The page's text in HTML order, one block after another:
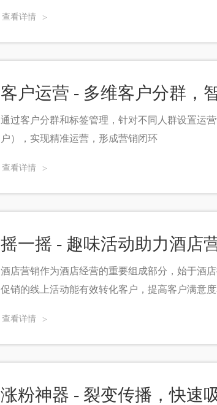
查看详情 >
客户运营 - 多维客户分群，
通过客户分群和标签管理，针对不同人群设置运
户），实现精准运营，形成营销闭环
查看详情 >
摇一摇 - 趣味活动助力酒店
酒店营销作为酒店经营的重要组成部分，始于酒
促销的线上活动能有效转化客户，提高客户满意度
查看详情 >
涨粉神器 - 裂变传播，快速